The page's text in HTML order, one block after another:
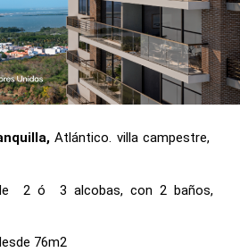
Atlántico. villa campestre,
2 ó 3 alcobas, con 2 baños,
76m2